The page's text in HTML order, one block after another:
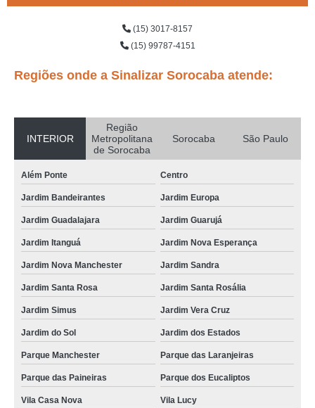
(15) 3017-8157
(15) 99787-4151
Regiões onde a Sinalizar Sorocaba atende:
INTERIOR
Região
Metropolitana
de Sorocaba
Sorocaba São Paulo
Além Ponte Centro
Jardim Bandeirantes Jardim Europa
Jardim Guadalajara Jardim Guarujá
Jardim Itanguá Jardim Nova Esperança
Jardim Nova Manchester Jardim Sandra
Jardim Santa Rosa Jardim Santa Rosália
Jardim Simus Jardim Vera Cruz
Jardim do Sol Jardim dos Estados
Parque Manchester Parque das Laranjeiras
Parque das Paineiras Parque dos Eucaliptos
Vila Casa Nova Vila Lucy